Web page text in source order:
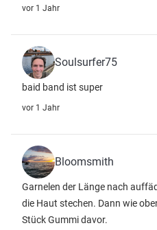
vor 1 Jahr
Soulsurfer75
baid band ist super
vor 1 Jahr
Bloomsmith
Garnelen der Länge nach
die Haut stechen. Dann wie
Stück Gummi davor.